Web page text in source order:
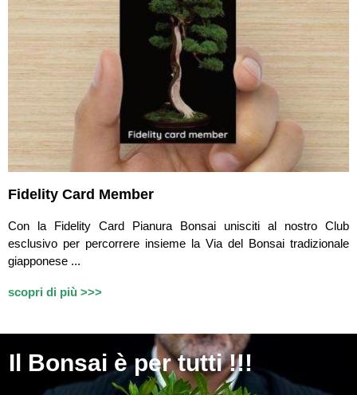
Fidelity Card Member
Con la Fidelity Card Pianura Bonsai unisciti al nostro Club
esclusivo per percorrere insieme la Via del Bonsai tradizionale
giapponese ...
scopri di più >>>
Il Bonsai è per tutti !!!